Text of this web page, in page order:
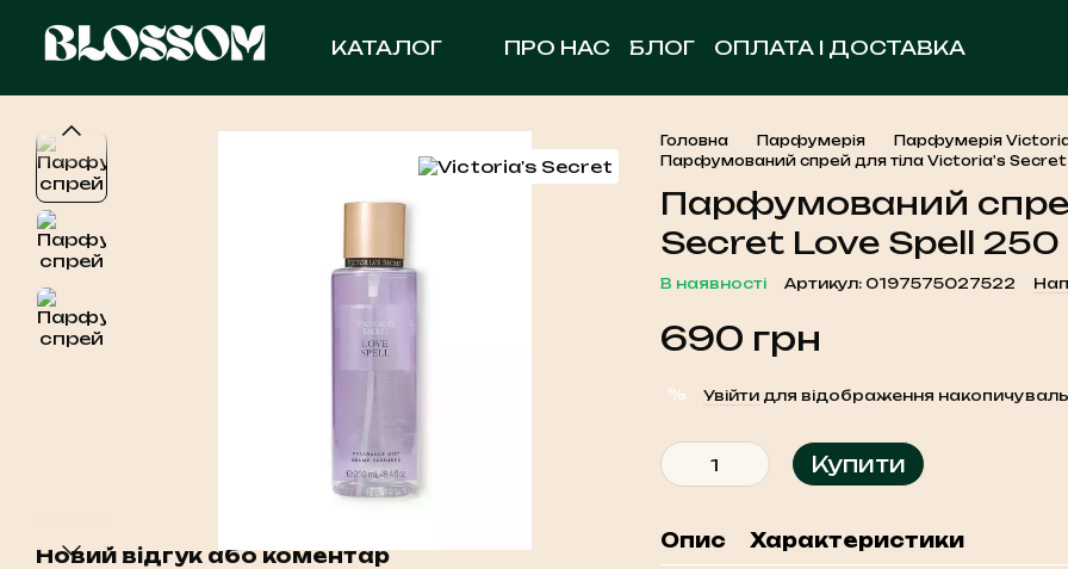
КАТАЛОГ ПРО НАС БЛОГ
ОПЛАТА І ДОСТАВКА
Новий відгук або коментар
Головна Парфумерія
Парфумерія
Парфумований спрей для тіла Victoria's
Парфумований
Secret Love Spell
В наявності Артикул: 0197575027522
690 грн
% Увійтидля відображення
Купити
Опис Характеристики